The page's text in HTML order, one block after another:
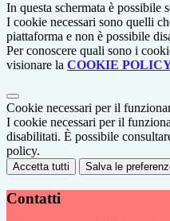
In questa schermata è possibile
I cookie necessari sono quelli
piattaforma e non è possibile
Per conoscere quali sono i
visionare la COOKIE
Cookie necessari per il
I cookie necessari per il
disabilitati. È possibile
policy.
Accetta tutti Salva le
Contatti